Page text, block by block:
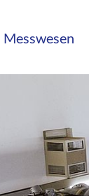
Messwesen